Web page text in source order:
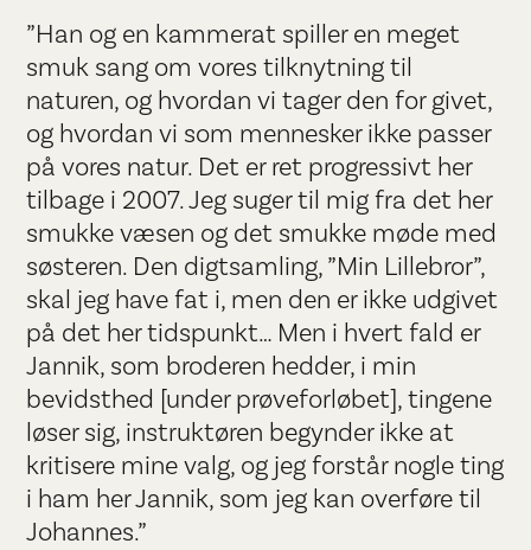
”Han og en kammerat spiller en meget
smuk sang om vores tilknytning til
naturen, og hvordan vi tager den for givet,
og hvordan vi som mennesker ikke passer
på vores natur. Det er ret progressivt her
tilbage i 2007. Jeg suger til mig fra det her
smukke væsen og det smukke møde med
søsteren. Den digtsamling, ”Min Lillebror”,
skal jeg have fat i, men den er ikke udgivet
på det her tidspunkt… Men i hvert fald er
Jannik, som broderen hedder, i min
bevidsthed [under prøveforløbet], tingene
løser sig, instruktøren begynder ikke at
kritisere mine valg, og jeg forstår nogle ting
i ham her Jannik, som jeg kan overføre til
Johannes.”